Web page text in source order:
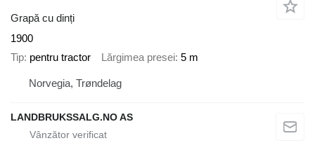
Grapă cu dinți
1900
Tip pentru tractor Lărgimea presei 5 m
Norvegia, Trøndelag
LANDBRUKSSALG.NO AS